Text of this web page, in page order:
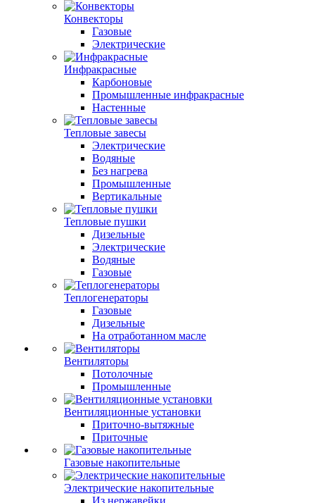
Конвекторы
Газовые
Электрические
Инфракрасные
Карбоновые
Промышленные инфракрасные
Настенные
Тепловые завесы
Электрические
Водяные
Без нагрева
Промышленные
Вертикальные
Тепловые пушки
Дизельные
Электрические
Водяные
Газовые
Теплогенераторы
Газовые
Дизельные
На отработанном масле
Вентиляторы
Потолочные
Промышленные
Вентиляционные установки
Приточно-вытяжные
Приточные
Газовые накопительные
Электрические накопительные
Из нержавейки